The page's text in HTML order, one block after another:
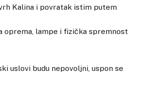
Kalina i povratak istim putem
oprema, lampe i fizička spremnost
uslovi budu nepovoljni, uspon se